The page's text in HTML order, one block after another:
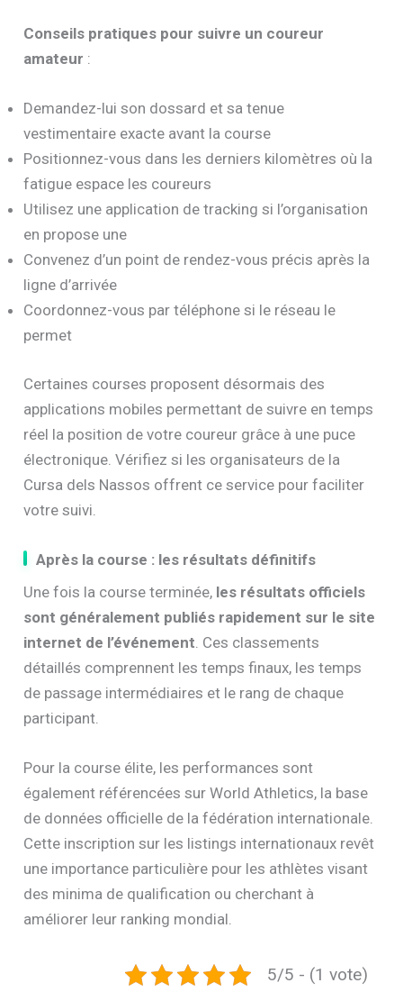
Conseils pratiques pour suivre un coureur
amateur :
Demandez-lui son dossard et sa tenue
vestimentaire exacte avant la course
Positionnez-vous dans les derniers kilomètres où la
fatigue espace les coureurs
Utilisez une application de tracking si l’organisation
en propose une
Convenez d’un point de rendez-vous précis après la
ligne d’arrivée
Coordonnez-vous par téléphone si le réseau le
permet
Certaines courses proposent désormais des
applications mobiles permettant de suivre en temps
réel la position de votre coureur grâce à une puce
électronique. Vérifiez si les organisateurs de la
Cursa dels Nassos offrent ce service pour faciliter
votre suivi.
Après la course : les résultats définitifs
Une fois la course terminée, les résultats officiels
sont généralement publiés rapidement sur le site
internet de l’événement. Ces classements
détaillés comprennent les temps finaux, les temps
de passage intermédiaires et le rang de chaque
participant.
Pour la course élite, les performances sont
également référencées sur World Athletics, la base
de données officielle de la fédération internationale.
Cette inscription sur les listings internationaux revêt
une importance particulière pour les athlètes visant
des minima de qualification ou cherchant à
améliorer leur ranking mondial.
5/5 - (1 vote)